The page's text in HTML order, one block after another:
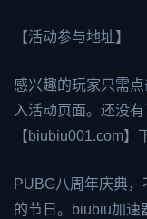
【活动参与地址】
感兴趣的玩家只需
入活动页面。还没
【biubiu001.com】
PUBG八周年庆典
的节日。biubiu加速